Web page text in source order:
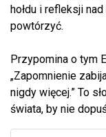
hołdu i refleksji
powtórzyć.
Przypomina o tym
„Zapomnienie
nigdy więcej.” To
świata, by nie